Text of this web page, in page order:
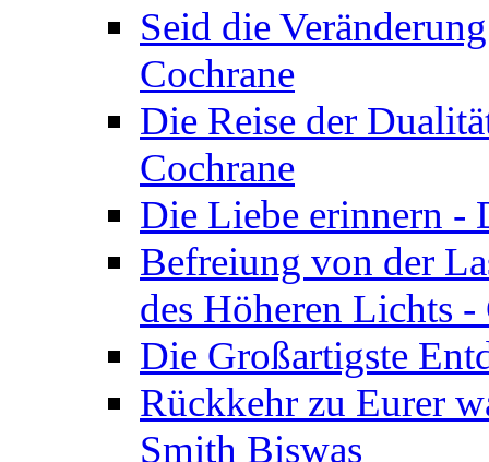
Seid die
Cochrane
Die Reise der
Cochrane
Die Liebe erinnern -
Befreiung von der
des Höheren Lichts
Die Großartigste
Rückkehr zu Eurer
Smith Biswas